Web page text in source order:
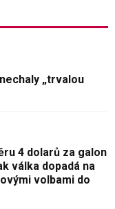
„trvalou
4 dolarů za galon
válka dopadá na
volbami do